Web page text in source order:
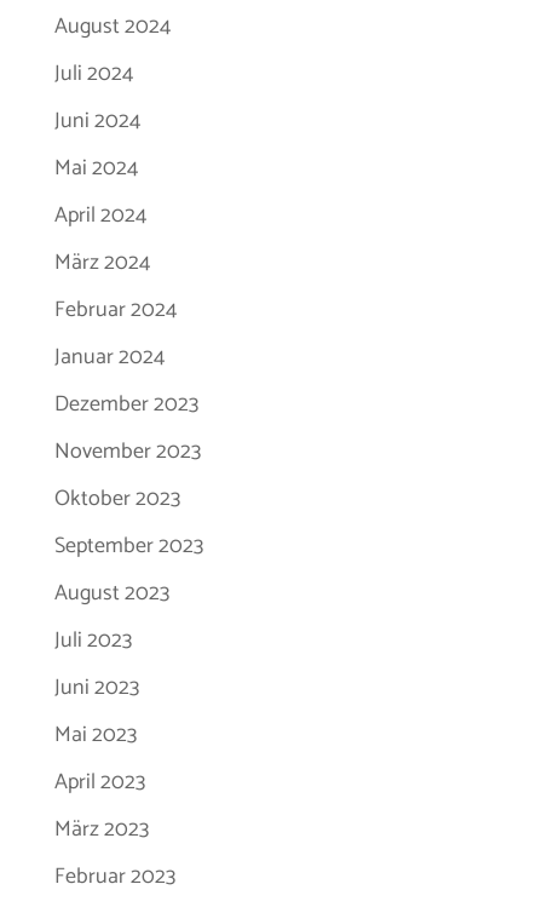
August 2024
Juli 2024
Juni 2024
Mai 2024
April 2024
März 2024
Februar 2024
Januar 2024
Dezember 2023
November 2023
Oktober 2023
September 2023
August 2023
Juli 2023
Juni 2023
Mai 2023
April 2023
März 2023
Februar 2023